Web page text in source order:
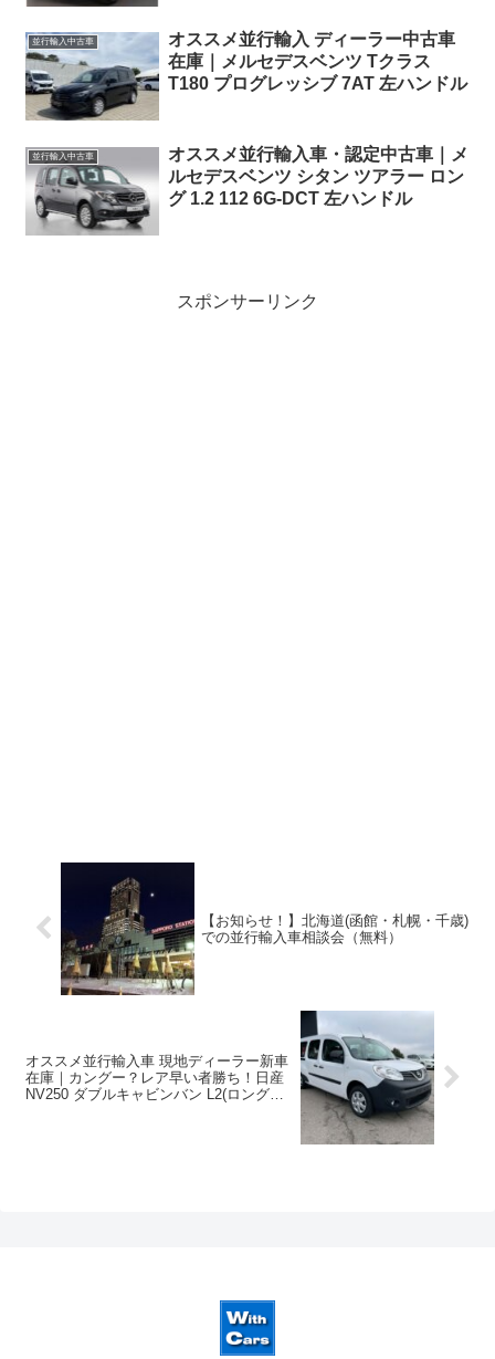
並行輸入中古車
オススメ並行輸入 ディーラー中古車
在庫｜メルセデスベンツ Tクラス
T180 プログレッシブ 7AT 左ハンドル
並行輸入中古車
オススメ並行輸入車・認定中古車｜メ
ルセデスベンツ シタン ツアラー ロン
グ 1.2 112 6G-DCT 左ハンドル
スポンサーリンク
【お知らせ！】北海道(函館・札幌・千歳)
での並行輸入車相談会（無料）
オススメ並行輸入車 現地ディーラー新車
在庫｜カングー？レア早い者勝ち！日産
NV250 ダブルキャビンバン L2(ロングボ